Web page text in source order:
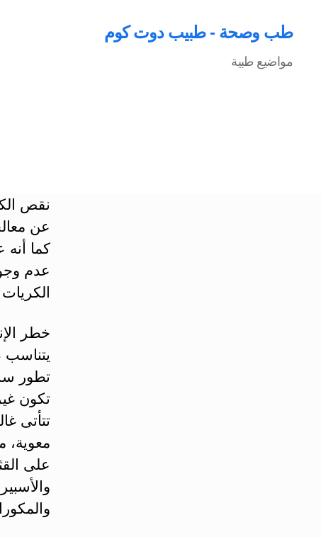
طب وصحة - طبيب دوت كوم
مواضيع طبية
عن
كما أنه
عدم
خطر
يتناسب
تطور
تكون
معوية،
على